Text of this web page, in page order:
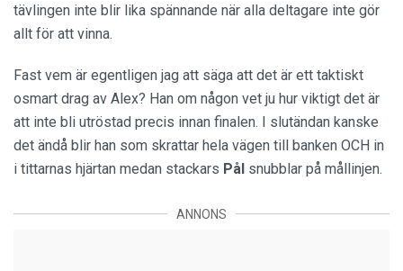
tävlingen inte blir lika spännande när alla deltagare inte gör
allt för att vinna.
Fast vem är egentligen jag att säga att det är ett taktiskt
osmart drag av Alex? Han om någon vet ju hur viktigt det är
att inte bli utröstad precis innan finalen. I slutändan kanske
det ändå blir han som skrattar hela vägen till banken OCH in
i tittarnas hjärtan medan stackars Pål snubblar på mållinjen.
ANNONS